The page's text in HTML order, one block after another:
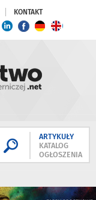
KONTAKT
ARTYKUŁY
KATALOG
OGŁOSZENIA